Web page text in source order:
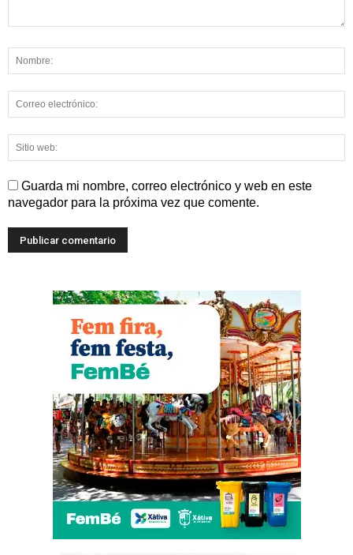
Guarda mi nombre, correo electrónico y web en este
navegador para la próxima vez que comente.